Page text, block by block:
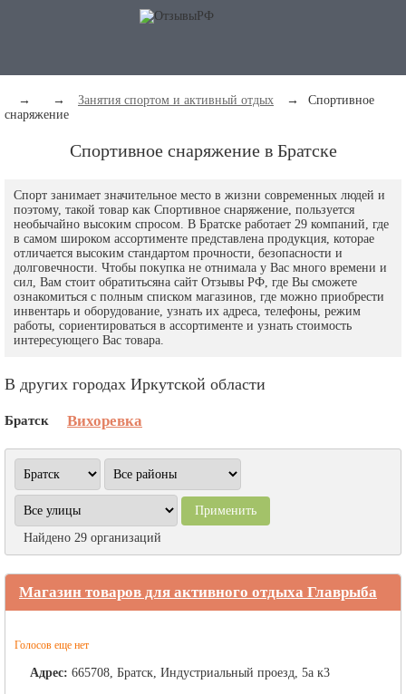
→ → Занятия спортом и активный отдых →
Спортивное
снаряжение
Спортивное снаряжение в Братске
Спорт занимает значительное место в жизни современных людей и
поэтому, такой товар как Спортивное снаряжение, пользуется
необычайно высоким спросом. В Братске работает 29 компаний, где
в самом широком ассортименте представлена продукция, которае
отличается высоким стандартом прочности, безопасности и
долговечности. Чтобы покупка не отнимала у Вас много времени и
сил, Вам стоит обратитьсяна сайт Отзывы РФ, где Вы сможете
ознакомиться с полным списком магазинов, где можно приобрести
инвентарь и оборудование, узнать их адреса, телефоны, режим
работы, сориентироваться в ассортименте и узнать стоимость
интересующего Вас товара.
В других городах Иркутской области
Братск Вихоревка
Найдено 29 организаций
Магазин товаров для активного отдыха Главрыба
Голосов еще нет
Адрес: 665708, Братск, Индустриальный проезд, 5а к3